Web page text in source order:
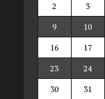
2
3
9
10
16
17
23
24
30
31